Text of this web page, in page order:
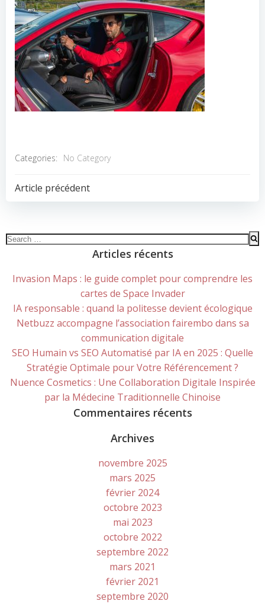
Categories: No Category
POST
Article précédent
Search
Articles récents
Invasion Maps : le guide complet pour comprendre les
cartes de Space Invader
IA responsable : quand la politesse devient écologique
Netbuzz accompagne l’association fairembo dans sa
communication digitale
SEO Humain vs SEO Automatisé par IA en 2025 : Quelle
Stratégie Optimale pour Votre Référencement ?
Nuence Cosmetics : Une Collaboration Digitale Inspirée
par la Médecine Traditionnelle Chinoise
Commentaires récents
Archives
novembre 2025
mars 2025
février 2024
octobre 2023
mai 2023
octobre 2022
septembre 2022
mars 2021
février 2021
septembre 2020